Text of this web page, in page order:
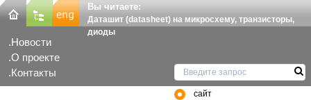
Вы читаете:
Даташит (datasheet) на микросхему, транзисторы,
диоды
Новости
О проекте
Контакты
сайт